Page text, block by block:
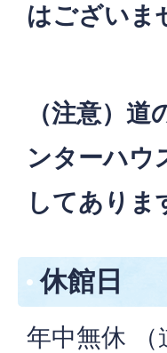
はございま
（注意）
ンターハウ
してありま
休館日
年中無休